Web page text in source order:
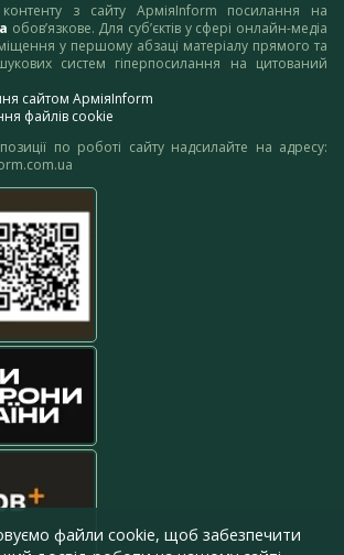
з сайту АрміяInform посилання на
обов’язкове. Для суб’єктів у сфері онлайн-медіа
у першому абзаці матеріалу прямого та
систем гіперпосилання на цитований
сайтом АрміяInform
файлів cookie
по роботі сайту надсилайте на адресу:
файли cookie, щоб забезпечити